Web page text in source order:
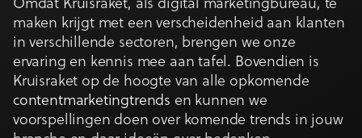
Omdat Kruisraket, als digital marketingbureau, te
maken krijgt met een verscheidenheid aan klanten
in verschillende sectoren, brengen we onze
ervaring en kennis mee aan tafel. Bovendien is
Kruisraket op de hoogte van alle opkomende
contentmarketingtrends en kunnen we
voorspellingen doen over komende trends in jouw